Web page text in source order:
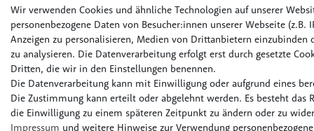
Wir verwenden Cookies und ähnliche Technologien auf unserer
personenbezogene Daten von Besucher:innen unserer Webseite (z.B.
Anzeigen zu personalisieren, Medien von Drittanbietern einzubinden
zu analysieren. Die Datenverarbeitung erfolgt erst durch gesetzte
Dritten, die wir in den Einstellungen benennen.
Die Datenverarbeitung kann mit Einwilligung oder aufgrund eines
Die Zustimmung kann erteilt oder abgelehnt werden. Es besteht das
die Einwilligung zu einem späteren Zeitpunkt zu ändern oder zu
Impressum und weitere Hinweise zur Verwendung